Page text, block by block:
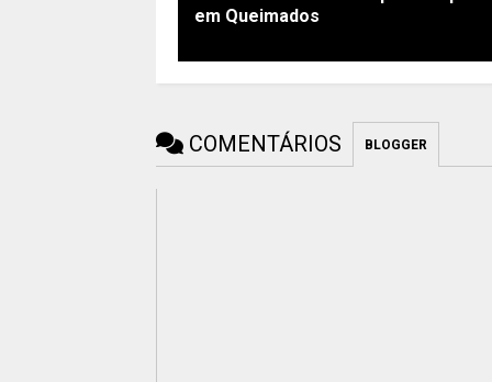
em Queimados
COMENTÁRIOS BLOGGER